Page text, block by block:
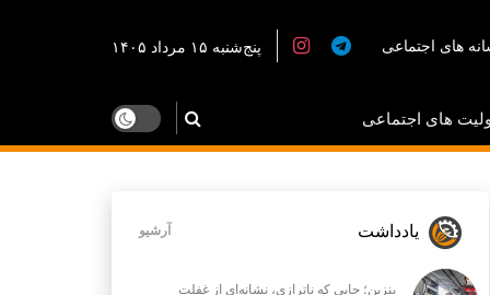
های اجتماعی پنج‌شنبه ۱۵ مرداد ۱۴۰۵
های اجتماعی
یادداشت آرشیو
بنزین؛ جایی که ناترازی، نشانه‌ای از غفلت